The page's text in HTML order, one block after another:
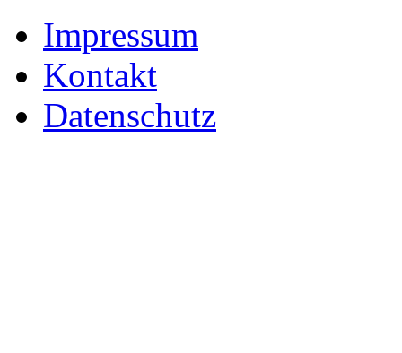
Impressum
Kontakt
Datenschutz